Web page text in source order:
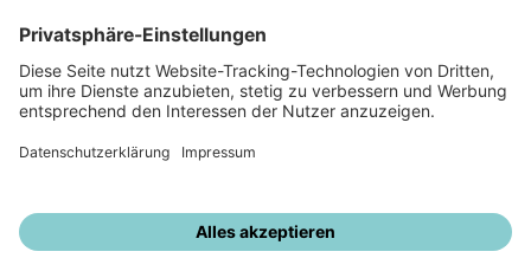
Unsere weiteren Angebote
IBC SOLAR Webseite